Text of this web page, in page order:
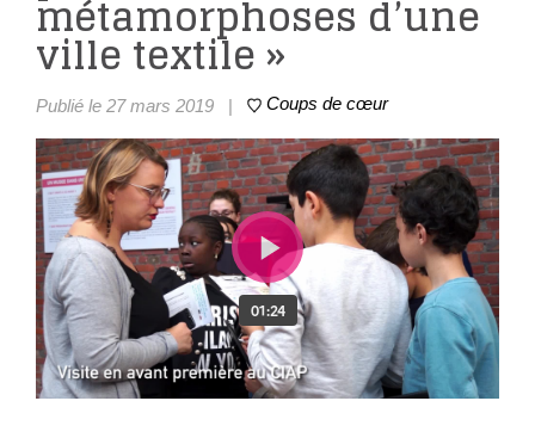
métamorphoses d’une
ville textile »
Publié le 27 mars 2019 | Coups de cœur